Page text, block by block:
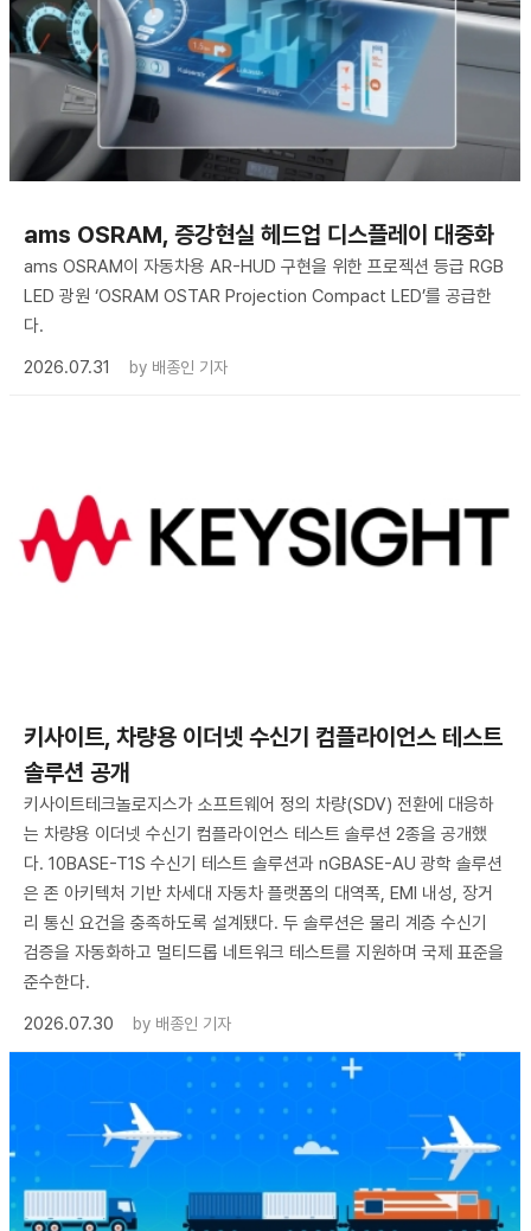
ams OSRAM, 증강현실 헤드업 디스플레이 대중화
ams OSRAM이 자동차용 AR-HUD 구현을 위한 프로젝션 등급 RGB
LED 광원 ‘OSRAM OSTAR Projection Compact LED’를 공급한
다.
2026.07.31
by 배종인 기자
키사이트, 차량용 이더넷 수신기 컴플라이언스 테스트
솔루션 공개
키사이트테크놀로지스가 소프트웨어 정의 차량(SDV) 전환에 대응하
는 차량용 이더넷 수신기 컴플라이언스 테스트 솔루션 2종을 공개했
다. 10BASE-T1S 수신기 테스트 솔루션과 nGBASE-AU 광학 솔루션
은 존 아키텍처 기반 차세대 자동차 플랫폼의 대역폭, EMI 내성, 장거
리 통신 요건을 충족하도록 설계됐다. 두 솔루션은 물리 계층 수신기
검증을 자동화하고 멀티드롭 네트워크 테스트를 지원하며 국제 표준을
준수한다.
2026.07.30
by 배종인 기자